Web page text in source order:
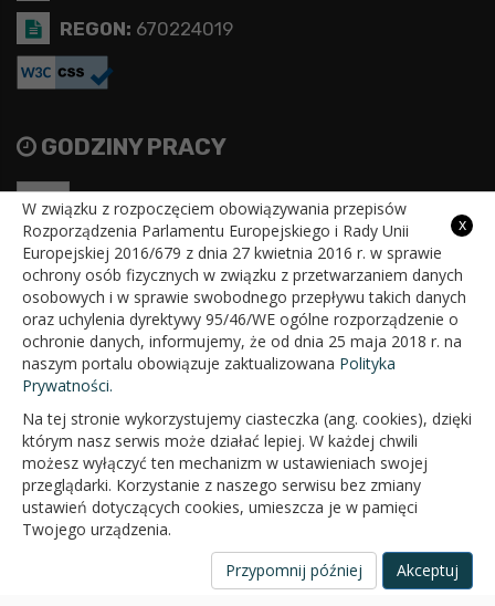
REGON: 670224019
GODZINY PRACY
Pon 7:30 - 15:30
Wt 7:30 - 15:30
Śr 7:30 - 15:30
Czw 7:30 - 15:30
Pt 7:30 - 15:30
x
W związku z rozpoczęciem obowiązywania przepisów
Rozporządzenia Parlamentu Europejskiego i Rady Unii
Europejskiej 2016/679 z dnia 27 kwietnia 2016 r. w sprawie
ochrony osób fizycznych w związku z przetwarzaniem danych
osobowych i w sprawie swobodnego przepływu takich danych
oraz uchylenia dyrektywy 95/46/WE ogólne rozporządzenie o
ochronie danych, informujemy, że od dnia 25 maja 2018 r. na
naszym portalu obowiązuje zaktualizowana Polityka
Prywatności.
Na tej stronie wykorzystujemy ciasteczka (ang. cookies), dzięki
którym nasz serwis może działać lepiej. W każdej chwili
możesz wyłączyć ten mechanizm w ustawieniach swojej
przeglądarki. Korzystanie z naszego serwisu bez zmiany
ustawień dotyczących cookies, umieszcza je w pamięci
Twojego urządzenia.
Akceptuj
Przypomnij później